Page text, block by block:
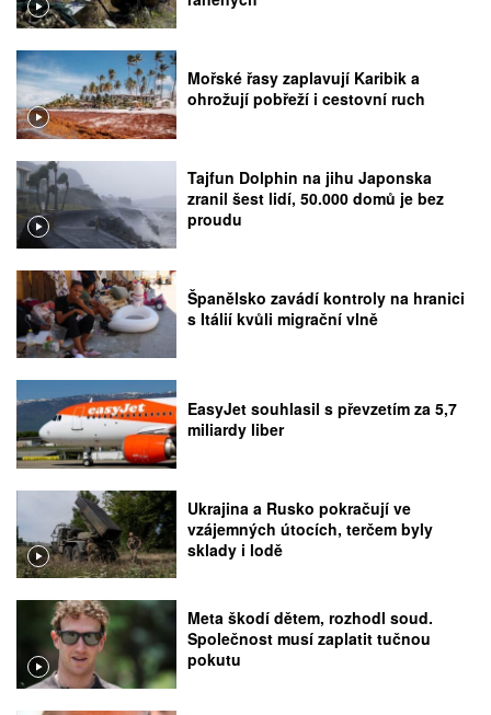
Mořské řasy zaplavují Karibik a
ohrožují pobřeží i cestovní ruch
Tajfun Dolphin na jihu Japonska
zranil šest lidí, 50.000 domů je bez
proudu
Španělsko zavádí kontroly na hranici
s Itálií kvůli migrační vlně
EasyJet souhlasil s převzetím za 5,7
miliardy liber
Ukrajina a Rusko pokračují ve
vzájemných útocích, terčem byly
sklady i lodě
Meta škodí dětem, rozhodl soud.
Společnost musí zaplatit tučnou
pokutu